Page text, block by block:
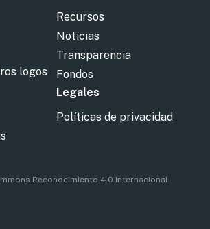
logos
Recursos
Noticias
Transparencia
Fondos
Legales
Políticas de privacidad
Reconocimiento 4.0 Internacional